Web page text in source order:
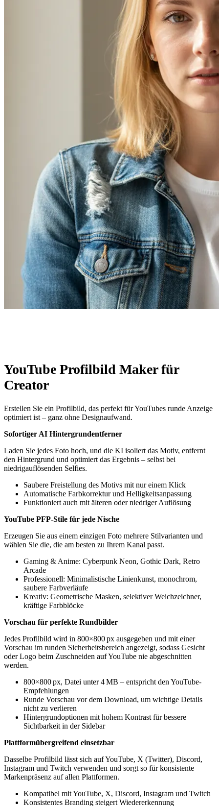
YouTube Profilbild Maker für
Creator
Erstellen Sie ein Profilbild, das perfekt für YouTubes runde Anzeige
optimiert ist – ganz ohne Designaufwand.
Sofortiger AI Hintergrundentferner
Laden Sie jedes Foto hoch, und die KI isoliert das Motiv, entfernt
den Hintergrund und optimiert das Ergebnis – selbst bei
niedrigauflösenden Selfies.
Saubere Freistellung des Motivs mit nur einem Klick
Automatische Farbkorrektur und Helligkeitsanpassung
Funktioniert auch mit älteren oder niedriger Auflösung
YouTube PFP-Stile für jede Nische
Erzeugen Sie aus einem einzigen Foto mehrere Stilvarianten und
wählen Sie die, die am besten zu Ihrem Kanal passt.
Gaming & Anime: Cyberpunk Neon, Gothic Dark, Retro
Arcade
Professionell: Minimalistische Linienkunst, monochrom,
saubere Farbverläufe
Kreativ: Geometrische Masken, selektiver Weichzeichner,
kräftige Farbblöcke
Vorschau für perfekte Rundbilder
Jedes Profilbild wird in 800×800 px ausgegeben und mit einer
Vorschau im runden Sicherheitsbereich angezeigt, sodass Gesicht
oder Logo beim Zuschneiden auf YouTube nie abgeschnitten
werden.
800×800 px, Datei unter 4 MB – entspricht den YouTube-
Empfehlungen
Runde Vorschau vor dem Download, um wichtige Details
nicht zu verlieren
Hintergrundoptionen mit hohem Kontrast für bessere
Sichtbarkeit in der Sidebar
Plattformübergreifend einsetzbar
Dasselbe Profilbild lässt sich auf YouTube, X (Twitter), Discord,
Instagram und Twitch verwenden und sorgt so für konsistente
Markenpräsenz auf allen Plattformen.
Kompatibel mit YouTube, X, Discord, Instagram und Twitch
Konsistentes Branding steigert Wiedererkennung